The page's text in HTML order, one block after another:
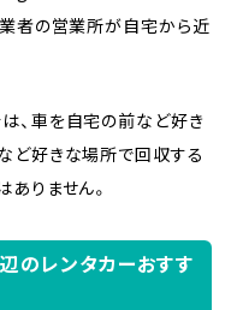
者の営業所が自宅から近
、車を自宅の前など好き
ど好きな場所で回収する
りません。
のレンタカーおすす